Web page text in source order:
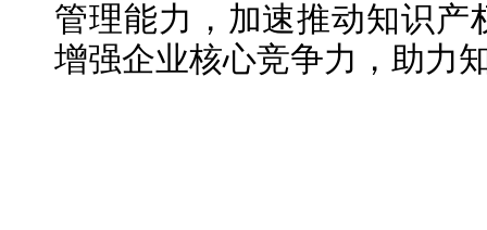
管理能力，加速推动知识
增强企业核心竞争力，助力